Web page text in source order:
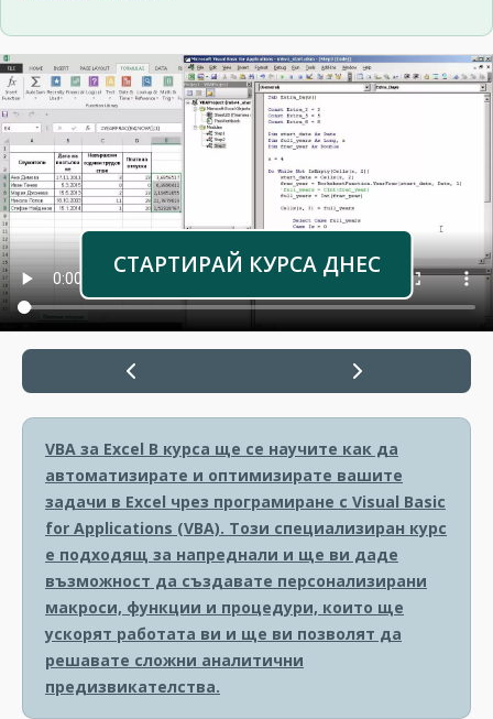
СТАРТИРАЙ КУРСА ДНЕС
VBA за Excel В курса ще се научите как да
автоматизирате и оптимизирате вашите
задачи в Excel чрез програмиране с Visual Basic
for Applications (VBA). Този специализиран курс
е подходящ за напреднали и ще ви даде
възможност да създавате персонализирани
макроси, функции и процедури, които ще
ускорят работата ви и ще ви позволят да
решавате сложни аналитични
предизвикателства.